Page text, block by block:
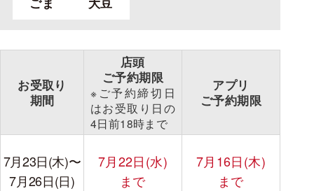
お受取り
期間
店頭
ご予約期限
※ご予約締切日
はお受取り日の
4日前18時まで
アプリ
ご予約期限
7月23日(木)〜
7月26日(日)
7月22日(水)
まで
7月16日(木)
まで